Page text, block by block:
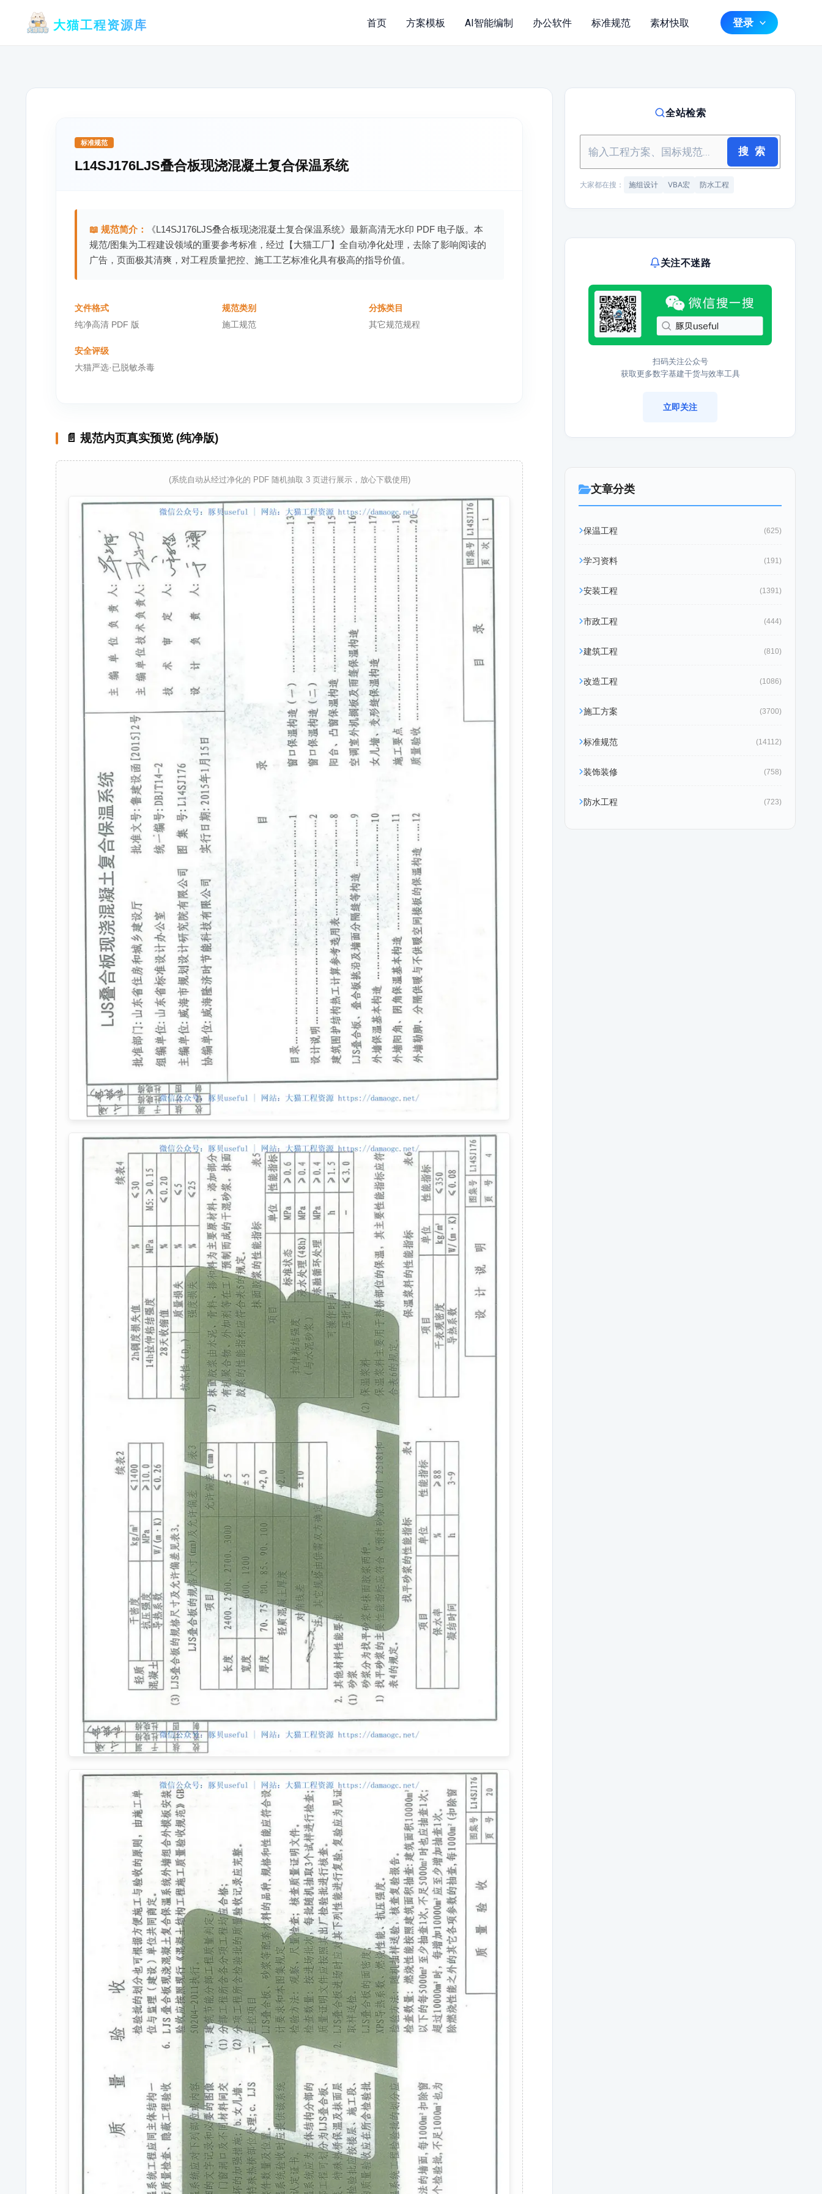
大猫工程资源库 首页 方案模板 AI智能编制 办公软件 标准规范 素材快取 登录
标准规范
L14SJ176LJS叠合板现浇混凝土复合保温系统
📖 规范简介：
《L14SJ176LJS叠合板现浇混凝土复合保温系统》最新高清无水印 PDF 电子版。本
规范/图集为工程建设领域的重要参考标准，经过【大猫工厂】全自动净化处理，去除了影响阅读的
广告，页面极其清爽，对工程质量把控、施工工艺标准化具有极高的指导价值。
文件格式
纯净高清 PDF 版
规范类别
施工规范
分拣类目
其它规范规程
安全评级
大猫严选·已脱敏杀毒
📄 规范内页真实预览 (纯净版)
(系统自动从经过净化的 PDF 随机抽取 3 页进行展示，放心下载使用)
全站检索
搜 索
大家都在搜： 施组设计 VBA宏 防水工程
关注不迷路
扫码关注公众号
获取更多数字基建干货与效率工具
立即关注
文章分类
保温工程 (625)
学习资料 (191)
安装工程 (1391)
市政工程 (444)
建筑工程 (810)
改造工程 (1086)
施工方案 (3700)
标准规范 (14112)
装饰装修 (758)
防水工程 (723)